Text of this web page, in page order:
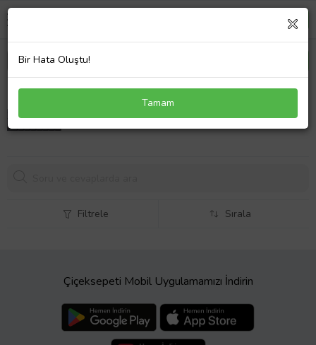
Asus X550LB-XO149H Klavye Kırmızı Tuş
1020,47 TL
Filtrele Sırala
Çiçeksepeti Mobil Uygulamamızı İndirin
Bir Hata Oluştu!
Tamam